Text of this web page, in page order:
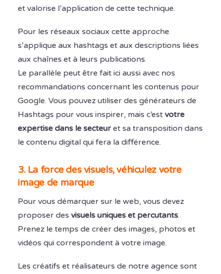
et valorise l’application de cette technique.
Pour les réseaux sociaux cette approche
s’applique aux hashtags et aux descriptions liées
aux chaînes et à leurs publications.
Le parallèle peut être fait ici aussi avec nos
recommandations concernant les contenus pour
Google. Vous pouvez utiliser des générateurs de
Hashtags pour vous inspirer, mais c’est votre
expertise dans le secteur et sa transposition dans
le contenu digital qui fera la différence.
3. La force des visuels, véhiculez votre
image de marque
Pour vous démarquer sur le web, vous devez
proposer des visuels uniques et percutants.
Prenez le temps de créer des images, photos et
vidéos qui correspondent à votre image.
Les créatifs et réalisateurs de notre agence sont